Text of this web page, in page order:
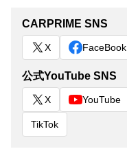
CARPRIME SNS
X FaceBook
公式YouTube SNS
X YouTube
TikTok